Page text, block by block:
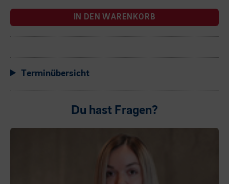
IN DEN WARENKORB
Terminübersicht
Du hast Fragen?